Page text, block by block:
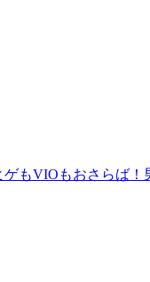
ゲもVIOもおさらば